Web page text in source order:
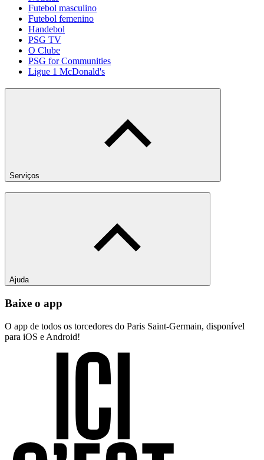
Futebol masculino
Futebol femenino
Handebol
PSG TV
O Clube
PSG for Communities
Ligue 1 McDonald's
Serviços
Ajuda
Baixe o app
O app de todos os torcedores do Paris Saint-Germain, disponível
para iOS e Android!